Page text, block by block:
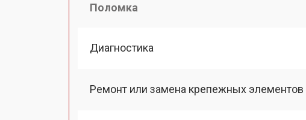
Поломка
Диагностика
Ремонт или замена крепежных элементов